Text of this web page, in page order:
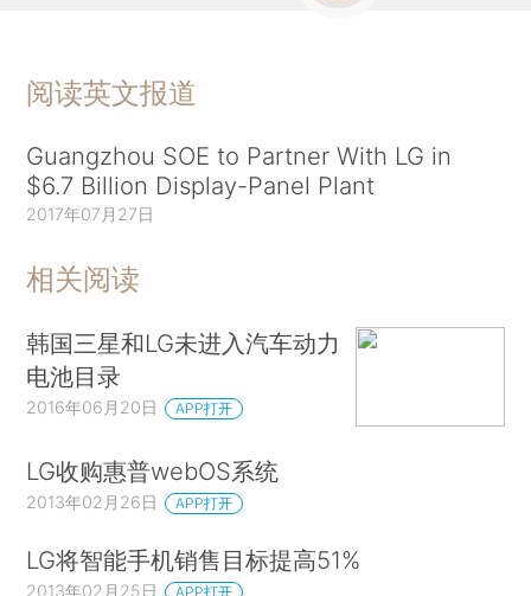
阅读英文报道
Guangzhou SOE to Partner With LG in
$6.7 Billion Display-Panel Plant
2017年07月27日
相关阅读
韩国三星和LG未进入汽车动力
电池目录
2016年06月20日 APP打开
LG收购惠普webOS系统
2013年02月26日 APP打开
LG将智能手机销售目标提高51%
2013年02月25日 APP打开